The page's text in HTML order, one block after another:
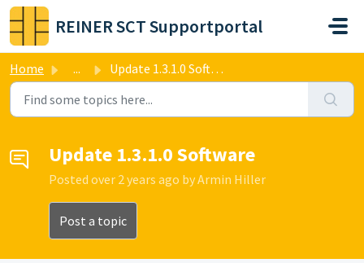
Skip to main content
REINER SCT Supportportal
Home ... Update 1.3.1.0 Software
Update 1.3.1.0 Software
Posted over 2 years ago by Armin Hiller
Post a topic